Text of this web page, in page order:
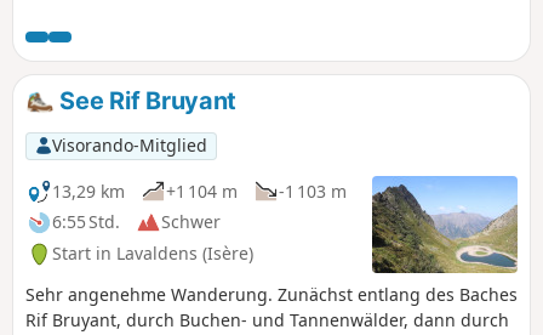
wilden und luftigen Lage als auch aufgrund
der Schönheit der umliegenden
Landschaften ein lohnendes Ziel. Der recht
anstrengende Aufstieg auf diesen langen
Grat wird durch den herrlichen Ausblick vom
Gipfel reichlich belohnt, der einen
atemberaubenden Blick auf die Massive
Valbonnais, Dévoluy, Matheysine, Vercors
und die hohen Gipfel des Écrins bietet.
See Rif Bruyant
Visorando-Mitglied
13,29 km
+1 104 m
-1 103 m
6:55 Std.
Schwer
Start in Lavaldens (Isère)
Sehr angenehme Wanderung. Zunächst entlang des Baches
Rif Bruyant, durch Buchen- und Tannenwälder, dann durch